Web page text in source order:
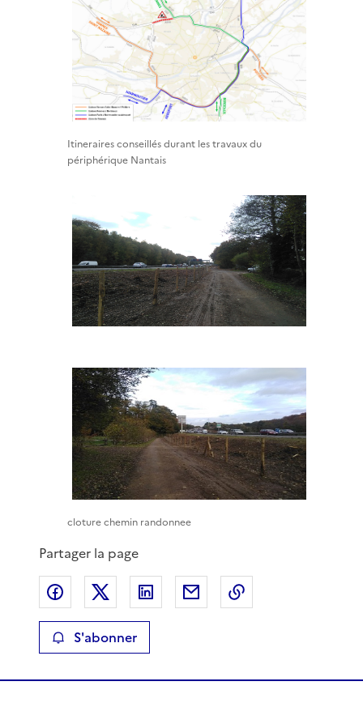
Itineraires conseillés durant les travaux du
périphérique Nantais
cloture chemin randonnee
Partager la page
Partager sur Facebook
Partager sur XPartager sur LinkedIn
Partager par email
S'abonner